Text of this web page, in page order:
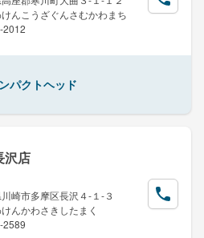
んこうざぐんさむかわまち
2012
パクトヘッド
沢店
崎市多摩区長沢４-１-３
んかわさきしたまく
2589